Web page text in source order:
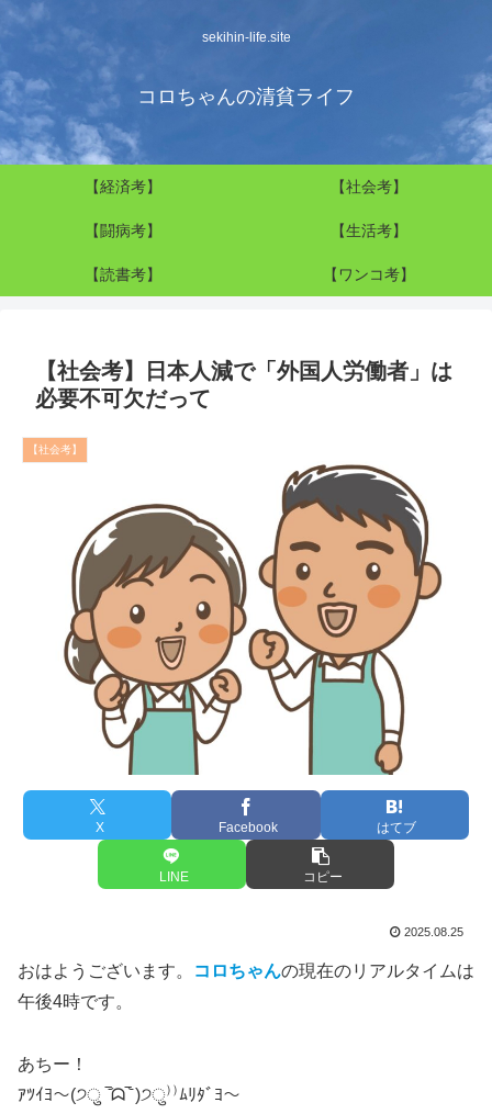
sekihin-life.site
コロちゃんの清貧ライフ
【経済考】 【社会考】
【闘病考】 【生活考】
【読書考】 【ワンコ考】
【社会考】日本人減で「外国人労働者」は
必要不可欠だって
【社会考】
X Facebook はてブ
LINE コピー
2025.08.25
おはようございます。 コロちゃんの現在のリアルタイムは
午後4時です。
あちー！
ｱﾂｲﾖ～(੭ु ‾᷄ᗣ‾᷅ )੭ु⁾⁾ﾑﾘﾀﾞﾖ～